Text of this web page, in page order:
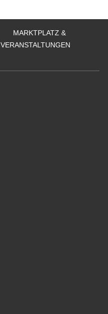
MARKTPLATZ &
VERANSTALTUNGEN